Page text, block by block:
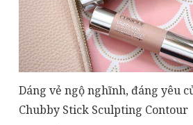
Dáng vẻ ngộ nghĩnh, đáng yêu
Chubby Stick Sculpting Contour